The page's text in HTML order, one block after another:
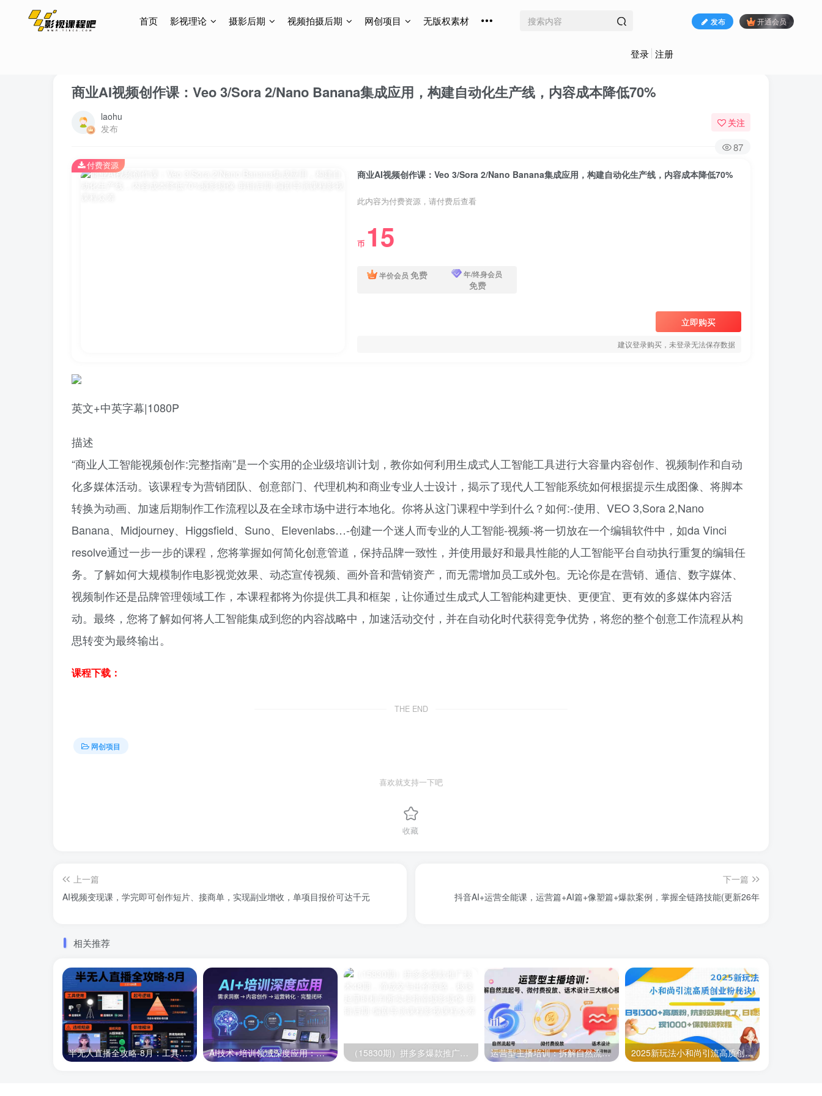
首页 影视理论 摄影后期 视频拍摄后期 网创项目 无版权素材 发布 开通会员
登录 注册
商业AI视频创作课：Veo 3/Sora 2/Nano Banana集成应用，构建自动化生产线，内容成本降低70%
laohu
发布
关注
87
商业AI视频创作课：Veo 3/Sora 2/Nano Banana集成应用，构建自动化生产线，内容成本降低70%
此内容为付费资源，请付费后查看
币 15
半价会员 免费 年/终身会员
免费
立即购买
建议登录购买，未登录无法保存数据
付费资源
英文+中英字幕|1080P
描述
“商业人工智能视频创作:完整指南”是一个实用的企业级培训计划，教你如何利用生成式人工智能工具进行大容量内容创作、视频制作和自动
化多媒体活动。该课程专为营销团队、创意部门、代理机构和商业专业人士设计，揭示了现代人工智能系统如何根据提示生成图像、将脚本
转换为动画、加速后期制作工作流程以及在全球市场中进行本地化。你将从这门课程中学到什么？如何:-使用、VEO 3,Sora 2,Nano
Banana、Midjourney、Higgsfield、Suno、Elevenlabs…-创建一个迷人而专业的人工智能-视频-将一切放在一个编辑软件中，如da Vinci
resolve通过一步一步的课程，您将掌握如何简化创意管道，保持品牌一致性，并使用最好和最具性能的人工智能平台自动执行重复的编辑任
务。了解如何大规模制作电影视觉效果、动态宣传视频、画外音和营销资产，而无需增加员工或外包。无论你是在营销、通信、数字媒体、
视频制作还是品牌管理领域工作，本课程都将为你提供工具和框架，让你通过生成式人工智能构建更快、更便宜、更有效的多媒体内容活
动。最终，您将了解如何将人工智能集成到您的内容战略中，加速活动交付，并在自动化时代获得竞争优势，将您的整个创意工作流程从构
思转变为最终输出。
课程下载：
THE END
网创项目
喜欢就支持一下吧
收藏
上一篇
AI视频变现课，学完即可创作短片、接商单，实现副业增收，单项目报价可达千元
下一篇
抖音AI+运营全能课，运营篇+AI篇+像塑篇+爆款案例，掌握全链路技能(更新26年
相关推荐
半无人直播全攻略-8月：工具使用+起号逻辑+违规规避,新增AI超体与跨境模块 AI技术+培训领域深度应用：需求洞察-内容创作-运营转化 的完整闭环 运营型主播培训：拆解自然流起号、微付费投放、话术设计三大核心模块-8月 2025新玩法小和尚引流高质创业粉秘诀！日引300+高质粉，抗封效果绝了，…